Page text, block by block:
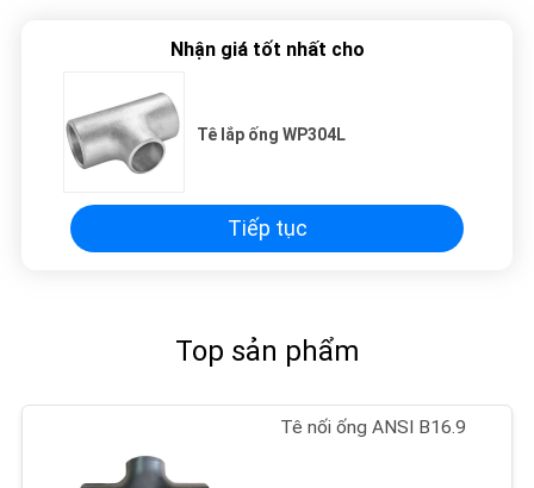
Nhận giá tốt nhất cho
Tê lắp ống WP304L
Tiếp tục
Top sản phẩm
Tê nối ống ANSI B16.9